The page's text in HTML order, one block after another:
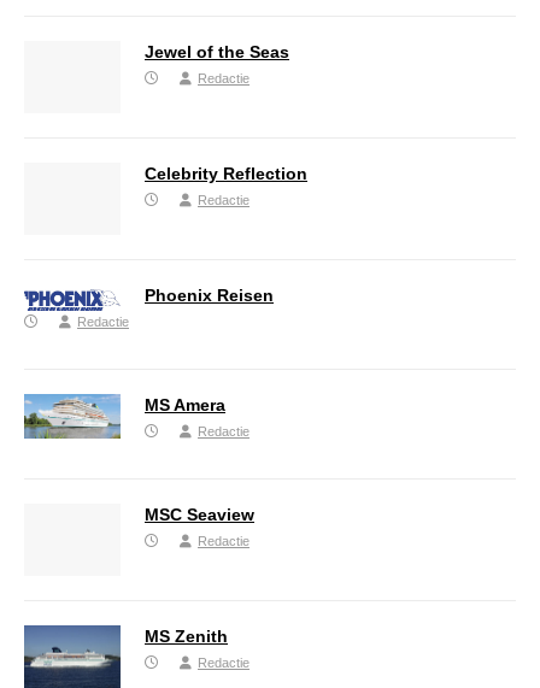
Jewel of the Seas
Redactie
Celebrity Reflection
Redactie
Phoenix Reisen
Redactie
MS Amera
Redactie
MSC Seaview
Redactie
MS Zenith
Redactie